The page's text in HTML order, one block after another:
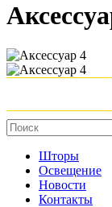
Шторы
Освещение
Новости
Контакты